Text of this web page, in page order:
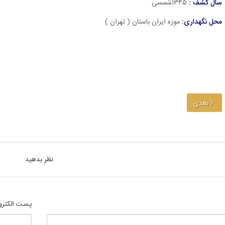
سال کشف : ۱۳۴۵شمسی
محل نگهداری:موزه ایران باستان ( تهران )
بعدی
نظر بدهید
پست